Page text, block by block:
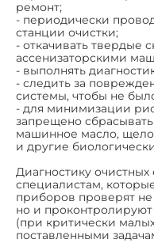
ремонт;
- периодически
станции очистки;
- откачивать твердые
ассенизаторскими
- выполнять
- следить за
системы, чтобы не
- для минимизации
запрещено
машинное масло,
и другие
Диагностику
специалистам,
приборов проверят не
но и
(при критически
поставленными